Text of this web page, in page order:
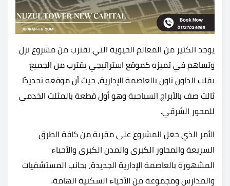
يوجد الكثير من المعالم الحيوية التي تقترب من مشروع نزل
وتساهم في تميزه كموقع استراتيجي يقترب من الجميع
بقلب الداون تاون بالعاصمة الإدارية، حيث أن موقعه تحديدًا
ثالث صف بالأبراج السياحية وهو أول قطعة بالمثلث الخدمي
للمحور الشرقي.
الأمر الذي جعل المشروع على مقربة من كافة الطرق
السريعة والمحاور الكبرى والمدن الكبرى والأحياء
المشهورة بالعاصمة الإدارية الجديدة، بجانب المستشفيات
والمدارس ومجموعة من الأحياء السكنية الهامة.